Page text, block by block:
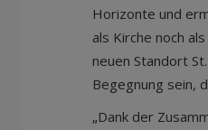
Horizonte und
als Kirche noch
neuen Standort
Begegnung sein,
„Dank der